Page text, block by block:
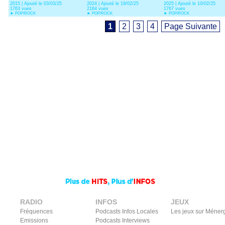
2015 | Ajouté le 03/03/25
1763 vues
► POP/ROCK
2024 | Ajouté le 19/02/25
2164 vues
► POP/ROCK
2025 | Ajouté le 10/02/25
1767 vues
► POP/ROCK
1 2 3 4 Page Suivante
RADIO
Fréquences
Emissions
INFOS
Podcasts Infos Locales
Podcasts Interviews
JEUX
Les jeux sur